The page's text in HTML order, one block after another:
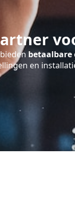
betaalbare
en